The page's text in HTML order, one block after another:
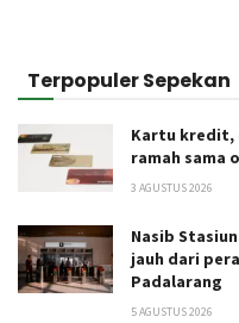
Terpopuler Sepekan
Kartu kredit,
ramah sama
3 AGUSTUS 2026
Nasib
jauh dari
Padalarang
5 AGUSTUS 2026